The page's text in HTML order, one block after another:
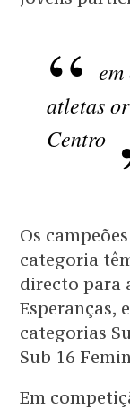
atletas
Centro
Os
categoria
directo para
Esperanças,
categorias
Sub 16
Em